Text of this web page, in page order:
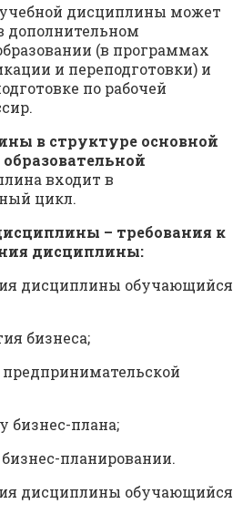
дисциплины может
дополнительном
(в программах
и переподготовки) и
по рабочей
в структуре основной
входит в
цикл.
– требования к
дисциплины:
дисциплины обучающийся
бизнеса;
бизнес-плана;
планировании.
дисциплины обучающийся